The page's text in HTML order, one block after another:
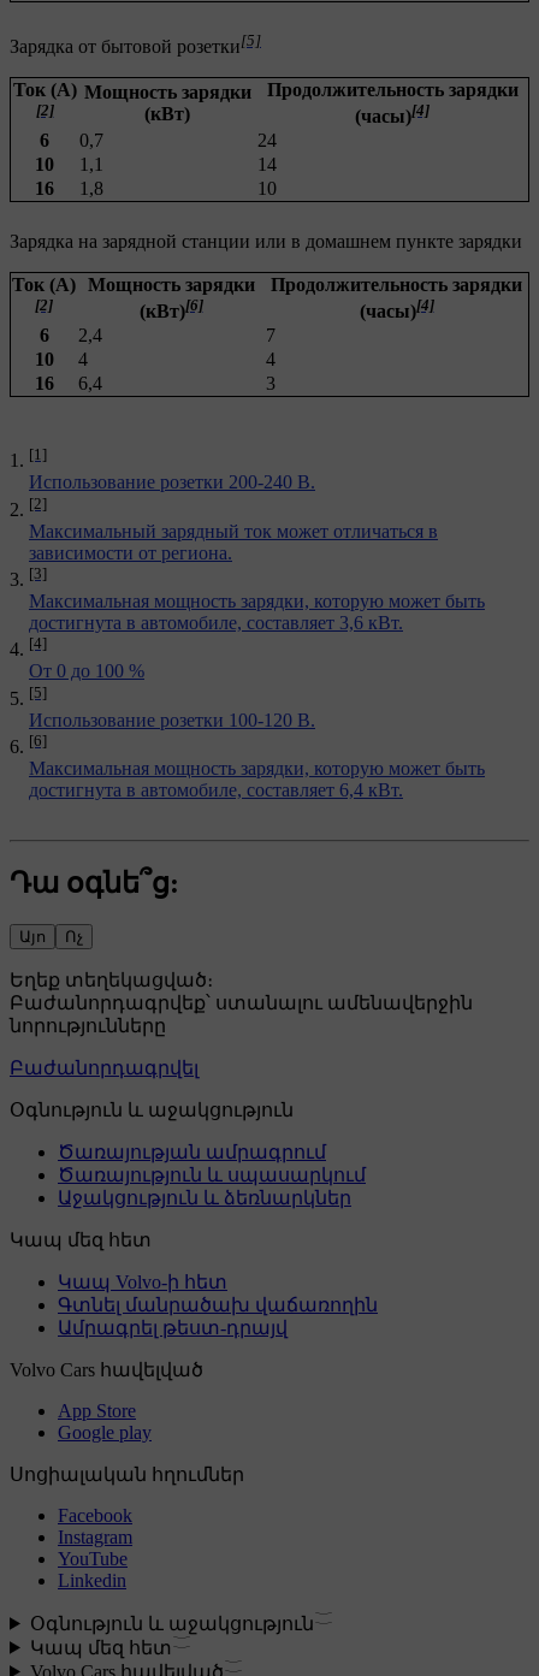
Зарядка от бытовой розетки[5]
Ток (A)
[2]
Мощность зарядки
(кВт)
Продолжительность зарядки
(часы)[4]
6 0,7
24
10
1,1
14
16
1,8 10
Зарядка на зарядной станции или в домашнем пункте зарядки
Ток (A)
[2]
Мощность зарядки
(кВт)[6]
Продолжительность зарядки
(часы)[4]
6 2,4
7
10
4
4
16
6,4 3
[1]
Использование розетки 200-240 В.
[2]
Максимальный зарядный ток может отличаться в
зависимости от региона.
[3]
Максимальная мощность зарядки, которую может быть
достигнута в автомобиле, составляет 3,6 кВт.
[4]
От 0 до 100 %
[5]
Использование розетки 100-120 В.
[6]
Максимальная мощность зарядки, которую может быть
достигнута в автомобиле, составляет 6,4 кВт.
Դա օգնե՞ց:
Այո Ոչ